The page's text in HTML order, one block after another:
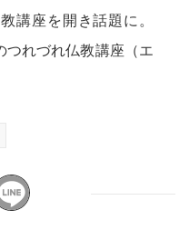
講座を開き話題に。
つれづれ仏教講座（エ